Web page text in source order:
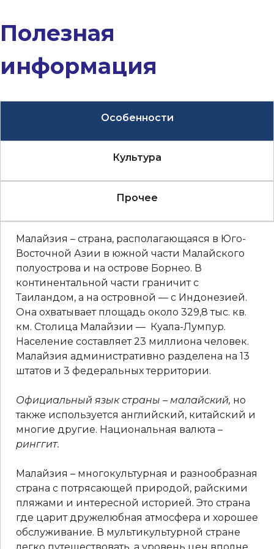
Полезная
информация
Особенности
Культура
Прочее
Малайзия – страна, располагающаяся в Юго-
Восточной Азии в южной части Малайского
полуострова и на острове Борнео. В
континентальной части граничит с
Таиландом, а на островной — с Индонезией.
Она охватывает площадь около 329,8 тыс. кв.
км. Столица Малайзии — Куала-Лумпур.
Население составляет 23 миллиона человек.
Малайзия административно разделена на 13
штатов и 3 федеральных территории.
Официальный язык страны – малайский, но
также используется английский, китайский и
многие другие. Национальная валюта –
ринггит.
Малайзия – многокультурная и разнообразная
страна с потрясающей природой, райскими
пляжами и интересной историей. Это страна
где царит дружелюбная атмосфера и хорошее
обслуживание. В мультикультурной стране
легко путешествовать, а уровень цен вполне